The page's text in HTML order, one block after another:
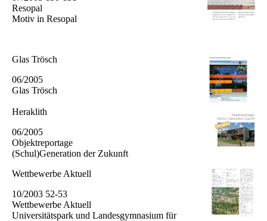
Resopal
Motiv in Resopal
Glas Trösch
06/2005
Glas Trösch
Heraklith
06/2005
Objek­trepor­tage
(Schul)Generation der Zukunft
Wettbewerbe Aktuell
10/2003 52-53
Wettbe­werbe Aktuell
Universi­tätspark und Landesgymnasium für